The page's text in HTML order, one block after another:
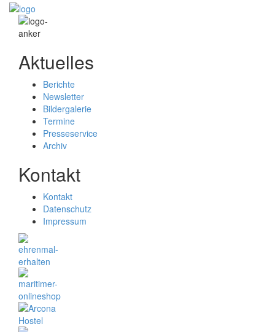
Aktuelles
Berichte
Newsletter
Bildergalerie
Termine
Presseservice
Archiv
Kontakt
Kontakt
Datenschutz
Impressum